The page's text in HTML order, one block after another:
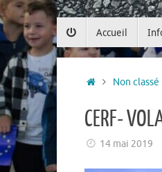
Passer
au
contenu
Accueil
Accueil
Non classé
CERF-
14 mai 2019